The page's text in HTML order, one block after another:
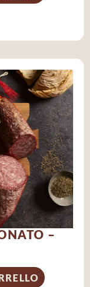
–